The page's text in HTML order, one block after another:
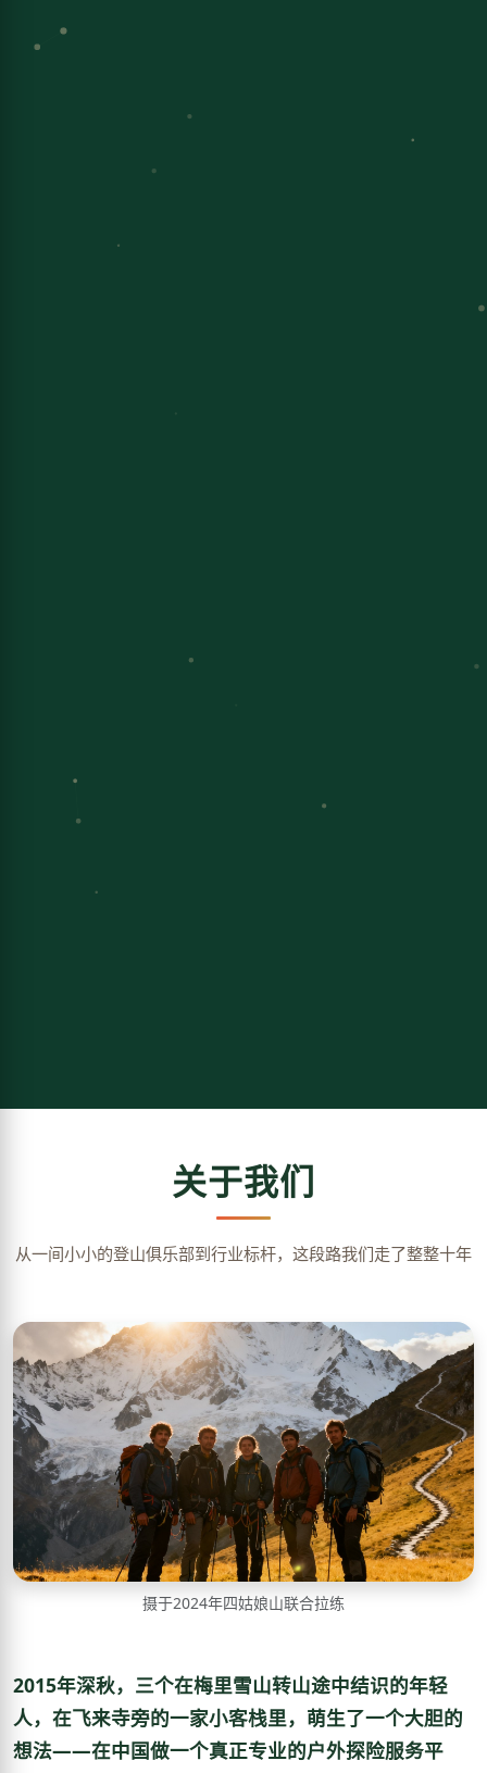
关于我们
从一间小小的登山俱乐部到行业标杆，这段路我们走了整整十年
摄于2024年四姑娘山联合拉练
2015年深秋，三个在梅里雪山转山途中结识的年轻
人，在飞来寺旁的一家小客栈里，萌生了一个大胆的
想法——在中国做一个真正专业的户外探险服务平